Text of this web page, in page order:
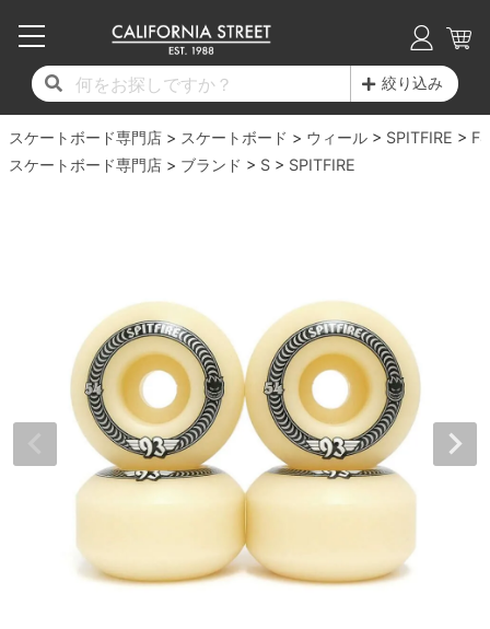
絞り込み
スケートボード専門店 スケートボード ウィール SPITFIRE
F4
スケートボード専門店
ブランド S SPITFIRE
17時までのご注文は当日発送！
11,000円以上で送料無料！
毎月1日はポイント5倍！10日と20日は3倍！
17時までのご注文は当日発送！
11,000円以上で送料無料！
毎月1日はポイント5倍！10日と20日は3倍！
サイズからデッキを選ぶ
子供用デッキ
7.0inch以下
7.6inch
7.7inch
17時までのご注文は当日発送！
11,000円以上で送料無料！
毎月1日はポイント5倍！10日と20日は3倍！
適合デッキサイズから選ぶ
7.0inch以下
7.2inch
7.7inch
7.8inch
ウィール
17時までのご注文は当日発送！
11,000円以上で送料無料！
毎月1日はポイント5倍！10日と20日は3倍！
ウィールをサイズから選ぶ
50mm
51mm
55mm
56mm
スピットファイヤー F4（フォーミュラフォ
ボーンズ XF（エックスフォーミュラ）
ボーンズ STF（エスティーエフ）
パウエルペラルタ DF（ドラゴンフォーミュ
ベアリング
デッキテープ
パーツ・その他
17時までのご注文は当日発送！
11,000円以上で送料無料！
毎月1日はポイント5倍！10日と20日は3倍！
シューズをサイズから選ぶ
20cm
21cm
23.5cm
24cm
サンダル
インソール
シューレース・その他
17時までのご注文は当日発送！
11,000円以上で送料無料！
毎月1日はポイント5倍！10日と20日は3倍！
ジャケット
パーカー
トレーナー・セーター
パンツ
長袖ボタンシャツ
17時までのご注文は当日発送！
11,000円以上で送料無料！
毎月1日はポイント5倍！10日と20日は3倍！
17時までのご注文は当日発送！
11,000円以上で送料無料！
毎月1日はポイント5倍！10日と20日は3倍！
スタッフおすすめアイテム
ブランド紹介
INFO
17時までのご注文は当日発送！
11,000円以上で送料無料！
毎月1日はポイント5倍！10日と20日は3倍！
スタッフ紹介
カリフォルニアストリートの歴史
求人情報
プライバシーポリシー